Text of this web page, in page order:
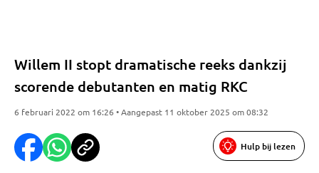
Willem II stopt dramatische reeks dankzij
scorende debutanten en matig RKC
6 februari 2022 om 16:26 • Aangepast 11 oktober 2025 om 08:32
Hulp bij lezen